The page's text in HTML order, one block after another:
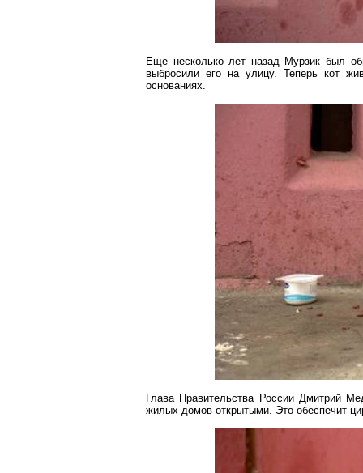
Еще несколько лет назад Мурзик был
выбросили его на улицу. Теперь кот
основаниях.
Глава Правительства России Дмитрий
жилых домов открытыми. Это обеспечит